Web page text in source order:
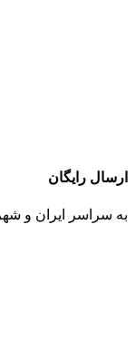
ارسال رایگان
به سراسر ایران و